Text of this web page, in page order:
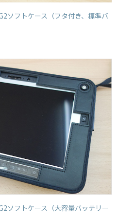
ソフトケース（フタ付き、標準バ
ソフトケース（大容量バッテリー